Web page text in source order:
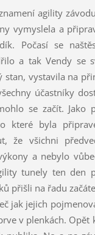
agility
vymyslela a
Počasí se
a tak Vendy se
stan, vystavila na
účastníky
se začít. Jako
které byla
že všichni
a nebylo
tunely ten den
přišli na řadu
jak jejich
v plenkách. Opět